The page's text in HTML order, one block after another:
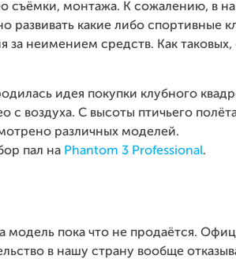
съёмки, монтажа. К сожалению, в
развивать какие либо спортивные
за неимением средств. Как
идея покупки клубного
с воздуха. С высоты птичьего
различных моделей.
пал на Phantom 3 Professional.
модель пока что не продаётся.
в нашу страну вообще